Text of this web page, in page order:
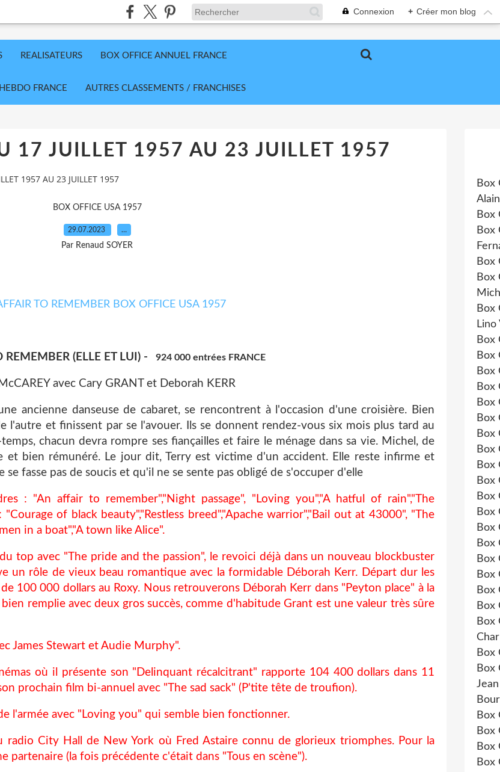
Connexion + Créer mon blog
REALISATEURS BOX OFFICE ANNUEL FRANCE
FRANCE AUTRES CLASSEMENTS / FRANCHISES
17 JUILLET 1957 AU 23 JUILLET 1957
1957 AU 23 JUILLET 1957
BOX OFFICE USA 1957
29.07.2023 …
Par Renaud SOYER
REMEMBER (ELLE ET LUI) - 924 000 entrées FRANCE
avec Cary GRANT et Deborah KERR
ancienne danseuse de cabaret, se rencontrent à l'occasion d'une croisière. Bien
l'autre et finissent par se l'avouer. Ils se donnent rendez-vous six mois plus tard au
chacun devra rompre ses fiançailles et faire le ménage dans sa vie. Michel, de
et bien rémunéré. Le jour dit, Terry est victime d'un accident. Elle reste infirme et
fasse pas de soucis et qu'il ne se sente pas obligé de s'occuper d'elle
: "An affair to remember","Night passage", "Loving you","A hatful of rain","The
of black beauty","Restless breed","Apache warrior","Bail out at 43000", "The
in a boat","A town like Alice".
top avec "The pride and the passion", le revoici déjà dans un nouveau blockbuster
un rôle de vieux beau romantique avec la formidable Déborah Kerr. Départ dur les
100 000 dollars au Roxy. Nous retrouverons Déborah Kerr dans "Peyton place" à la
remplie avec deux gros succès, comme d'habitude Grant est une valeur très sûre
James Stewart et Audie Murphy".
où il présente son "Delinquant récalcitrant" rapporte 104 400 dollars dans 11
prochain film bi-annuel avec "The sad sack" (P'tite tête de troufion).
l'armée avec "Loving you" qui semble bien fonctionner.
radio City Hall de New York où Fred Astaire connu de glorieux triomphes. Pour la
partenaire (la fois précédente c'était dans "Tous en scène").
Box
Box
Box
Box
Box
Box
Box
Box
Box
Box
Box
Box
Box
Box
Box
Box
Box
Box
Box
Box
Box
Box
Box
Box
Box
Box
Box
Box
Box
Box
Box